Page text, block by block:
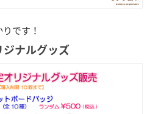
です！
ナルグッズ